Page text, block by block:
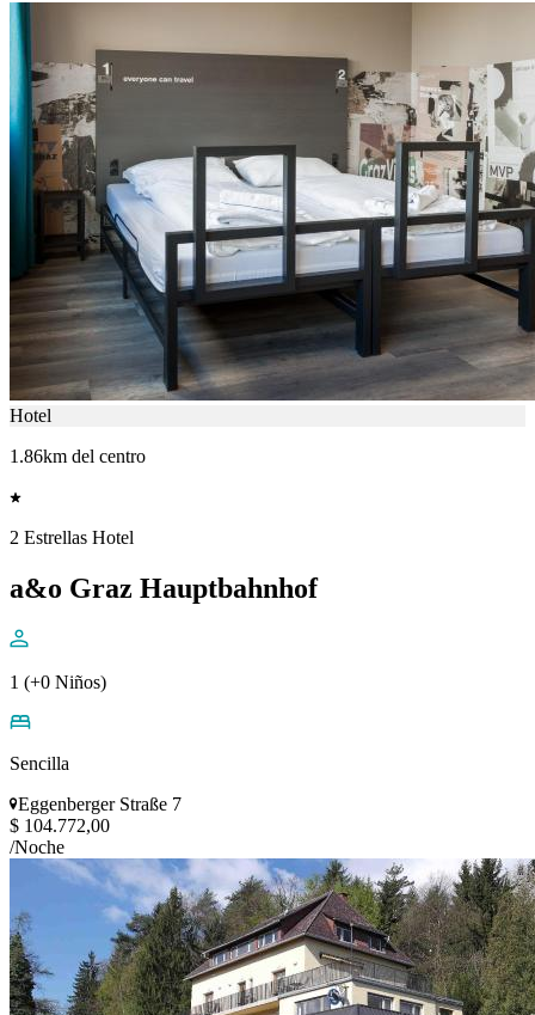
Hotel
1.86km del centro
2 Estrellas Hotel
a&o Graz Hauptbahnhof
1 (+0 Niños)
Sencilla
Eggenberger Straße 7
$ 104.772,00
/Noche